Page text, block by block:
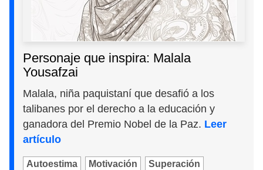
Personaje que inspira: Malala
Yousafzai
Malala, niña paquistaní que desafió a los
talibanes por el derecho a la educación y
ganadora del Premio Nobel de la Paz. Leer
artículo
Autoestima Motivación Superación